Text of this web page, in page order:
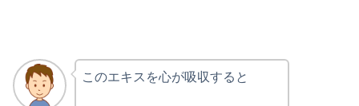
このエキスを心が吸収すると